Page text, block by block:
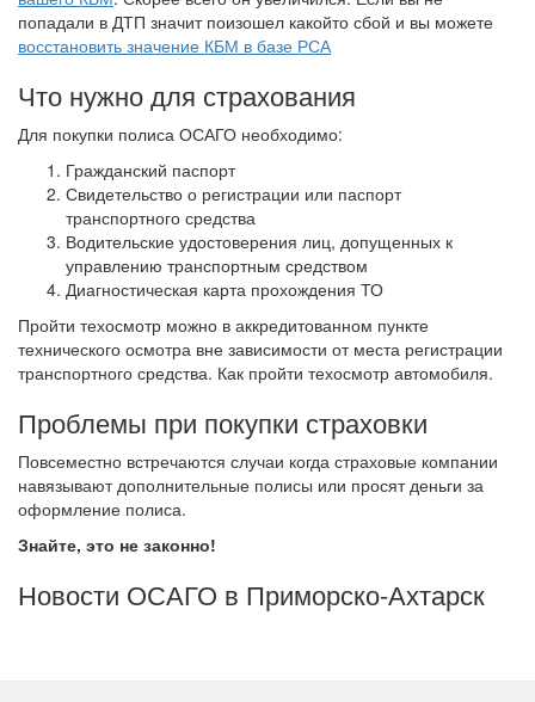
попадали в ДТП значит поизошел какойто сбой и вы можете
восстановить значение КБМ в базе РСА
Что нужно для страхования
Для покупки полиса ОСАГО необходимо:
Гражданский паспорт
Свидетельство о регистрации или паспорт
транспортного средства
Водительские удостоверения лиц, допущенных к
управлению транспортным средством
Диагностическая карта прохождения ТО
Пройти техосмотр можно в аккредитованном пункте
технического осмотра вне зависимости от места регистрации
транспортного средства. Как пройти техосмотр автомобиля.
Проблемы при покупки страховки
Повсеместно встречаются случаи когда страховые компании
навязывают дополнительные полисы или просят деньги за
оформление полиса.
Знайте, это не законно!
Новости ОСАГО в Приморско-Ахтарск